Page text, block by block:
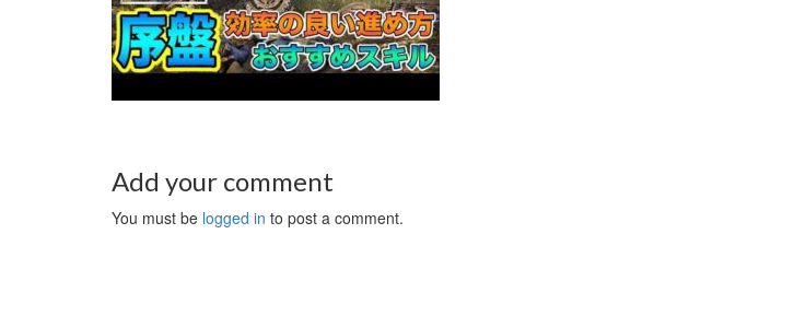
Add your comment
You must be logged in to post a comment.